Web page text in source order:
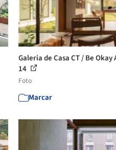
Galeria de Casa CT / Be
14
Foto
Marcar